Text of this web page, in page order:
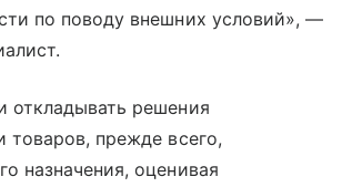
по поводу внешних условий», —
откладывать решения
товаров, прежде всего,
назначения, оценивая